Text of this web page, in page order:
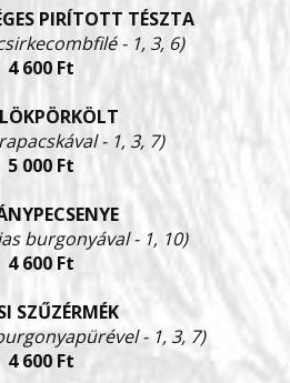
PIRÍTOTT TÉSZTA
- 1, 3, 6)
4 600 Ft
- 1, 3, 7)
5 000 Ft
burgonyával - 1, 10)
4 600 Ft
SZŰZÉRMÉK
- 1, 3, 7)
4 600 Ft